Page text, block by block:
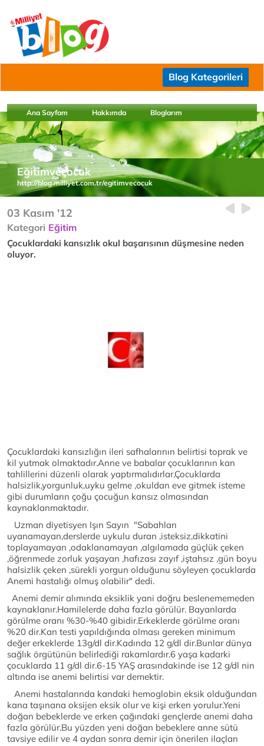
Blog Kategorileri
Ana Sayfam Hakkımda Bloglarım
Eğitimveçocuk
http://blog.milliyet.com.tr/egitimvecocuk
03 Kasım '12
Kategori Eğitim
Çocuklardaki kansızlık okul başarısının düşmesine neden
oluyor.
Çocuklardaki kansızlığın ileri safhalarının belirtisi toprak ve
kil yutmak olmaktadır.Anne ve babalar çocuklarının kan
tahlillerini düzenli olarak yaptırmalıdırlar.Çocuklarda
halsizlik,yorgunluk,uyku gelme ,okuldan eve gitmek isteme
gibi durumların çoğu çocuğun kansız olmasından
kaynaklanmaktadır.
Uzman diyetisyen Işın Sayın "Sabahları
uyanamayan,derslerde uykulu duran ,isteksiz,dikkatini
toplayamayan ,odaklanamayan ,algılamada güçlük çeken
,öğrenmede zorluk yaşayan ,hafızası zayıf ,iştahsız ,gün boyu
halsizlik çeken ,sürekli yorgun olduğunu söyleyen çocuklarda
Anemi hastalığı olmuş olabilir" dedi.
Anemi demir alımında eksiklik yani doğru beslenememeden
kaynaklanır.Hamilelerde daha fazla görülür. Bayanlarda
görülme oranı %30-%40 gibidir.Erkeklerde görülme oranı
%20 dir.Kan testi yapıldığında olması gereken minimum
değer erkeklerde 13g/dl dir.Kadında 12 g/dl dir.Bunlar dünya
sağlık örgütünün belirlediği rakamlardır.6 yaşa kadarki
çocuklarda 11 g/dl dir.6-15 YAŞ arasındakinde ise 12 g/dl nin
altında ise anemi belirtisi var demektir.
Anemi hastalarında kandaki hemoglobin eksik olduğundan
kana taşınana oksijen eksik olur ve kişi erken yorulur.Yeni
doğan bebeklerde ve erken çağındaki gençlerde anemi daha
fazla görülür.Bu yüzden yeni doğan bebeklere anne sütü
tavsiye edilir ve 4 aydan sonra demir için önerilen ilaçları